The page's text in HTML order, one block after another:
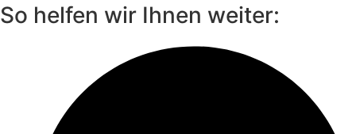
So helfen wir Ihnen weiter: